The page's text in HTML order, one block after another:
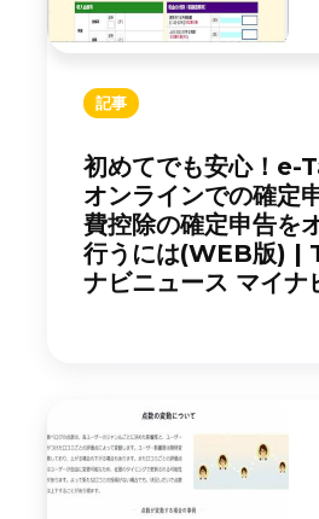
記事
初めてでも安心！e-
オンラインでの確定
費控除の確定申告を
行うには(WEB版) |
ナビニュース マイナ